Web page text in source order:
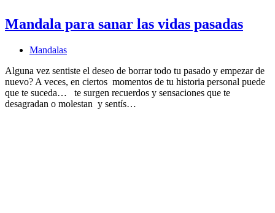
Mandala para sanar las vidas pasadas
Mandalas
Alguna vez sentiste el deseo de borrar todo tu pasado y empezar de
nuevo? A veces, en ciertos momentos de tu historia personal puede
que te suceda… te surgen recuerdos y sensaciones que te
desagradan o molestan y sentís…